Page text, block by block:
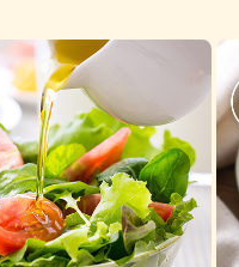
う！ すしラボ